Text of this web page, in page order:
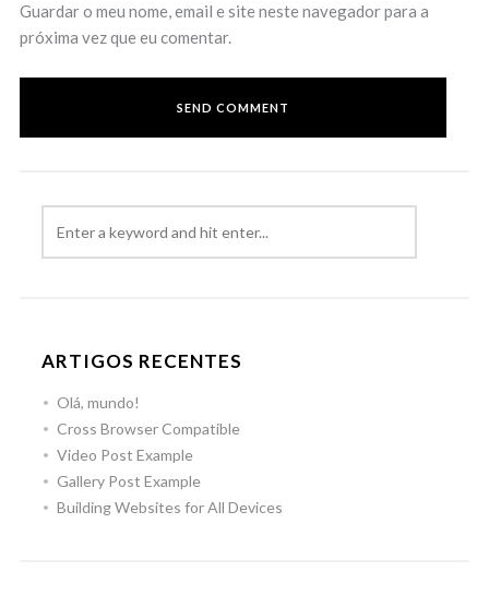
Guardar o meu nome, email e site neste navegador para a
próxima vez que eu comentar.
ARTIGOS RECENTES
Olá, mundo!
Cross Browser Compatible
Video Post Example
Gallery Post Example
Building Websites for All Devices